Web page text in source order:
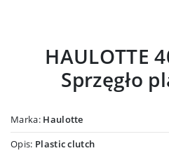
HAULOTTE
Sprzęgło
Marka: Haulotte
Opis: Plastic clutch